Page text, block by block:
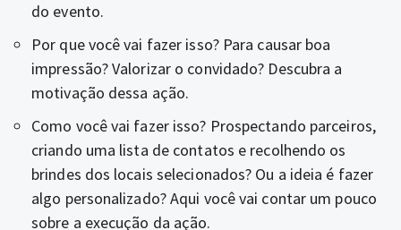
do evento.
Por que você vai fazer isso? Para causar boa
impressão? Valorizar o convidado? Descubra a
motivação dessa ação.
Como você vai fazer isso? Prospectando parceiros,
criando uma lista de contatos e recolhendo os
brindes dos locais selecionados? Ou a ideia é fazer
algo personalizado? Aqui você vai contar um pouco
sobre a execução da ação.